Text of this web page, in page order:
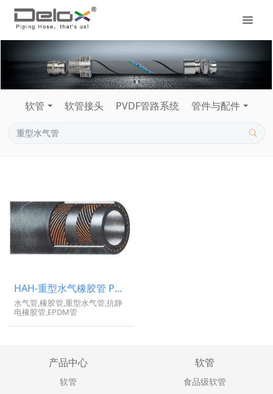
软管 软管接头 PVDF管路系统 管件与配件
HAH-重型水气橡胶管 PN30
水气管,橡胶管,重型水气管,抗静
电橡胶管,EPDM管
产品中心
软管
软管
食品级软管